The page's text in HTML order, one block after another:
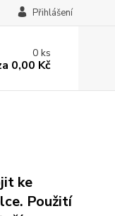
Přihlášení
0ks
0,00 Kč
ke
Použití